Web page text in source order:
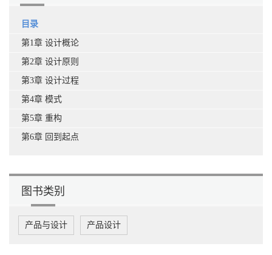
目录
第1章 设计概论
第2章 设计原则
第3章 设计过程
第4章 模式
第5章 重构
第6章 回到起点
图书类别
产品与设计 产品设计